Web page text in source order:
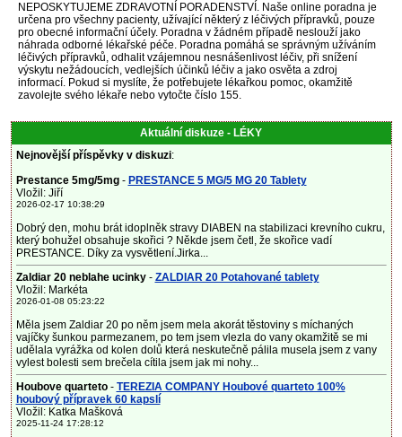
NEPOSKYTUJEME ZDRAVOTNÍ PORADENSTVÍ. Naše online poradna je
určena pro všechny pacienty, užívající některý z léčivých přípravků, pouze
pro obecné informační účely. Poradna v žádném případě neslouží jako
náhrada odborné lékařské péče. Poradna pomáhá se správným užíváním
léčivých přípravků, odhalit vzájemnou nesnášenlivost léčiv, při snížení
výskytu nežádoucích, vedlejších účinků léčiv a jako osvěta a zdroj
informací. Pokud si myslíte, že potřebujete lékařkou pomoc, okamžitě
zavolejte svého lékaře nebo vytočte číslo 155.
Aktuální diskuze - LÉKY
Nejnovější příspěvky v diskuzi:
Prestance 5mg/5mg- PRESTANCE 5 MG/5 MG 20 Tablety
Vložil: Jiří
2026-02-17 10:38:29
Dobrý den, mohu brát idoplněk stravy DIABEN na stabilizaci krevního cukru,
který bohužel obsahuje skořici ? Někde jsem četl, že skořice vadí
PRESTANCE. Díky za vysvětlení.Jirka...
Zaldiar 20 neblahe ucinky- ZALDIAR 20 Potahované tablety
Vložil: Markéta
2026-01-08 05:23:22
Měla jsem Zaldiar 20 po něm jsem mela akorát těstoviny s míchaných
vajíčky šunkou parmezanem, po tem jsem vlezla do vany okamžitě se mi
udělala vyrážka od kolen dolů která neskutečně pálila musela jsem z vany
vylest bolesti sem brečela cítila jsem jak mi nohy...
Houbove quarteto- TEREZIA COMPANY Houbové quarteto 100%
houbový přípravek 60 kapslí
Vložil: Katka Mašková
2025-11-24 17:28:12